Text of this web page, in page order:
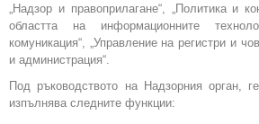
„Надзор и правоприлагане“, „Политика и
областта на информационните
комуникация“, „Управление на регистри и
и администрация“.
Под ръководството на Надзорния орган,
изпълнява следните функции: